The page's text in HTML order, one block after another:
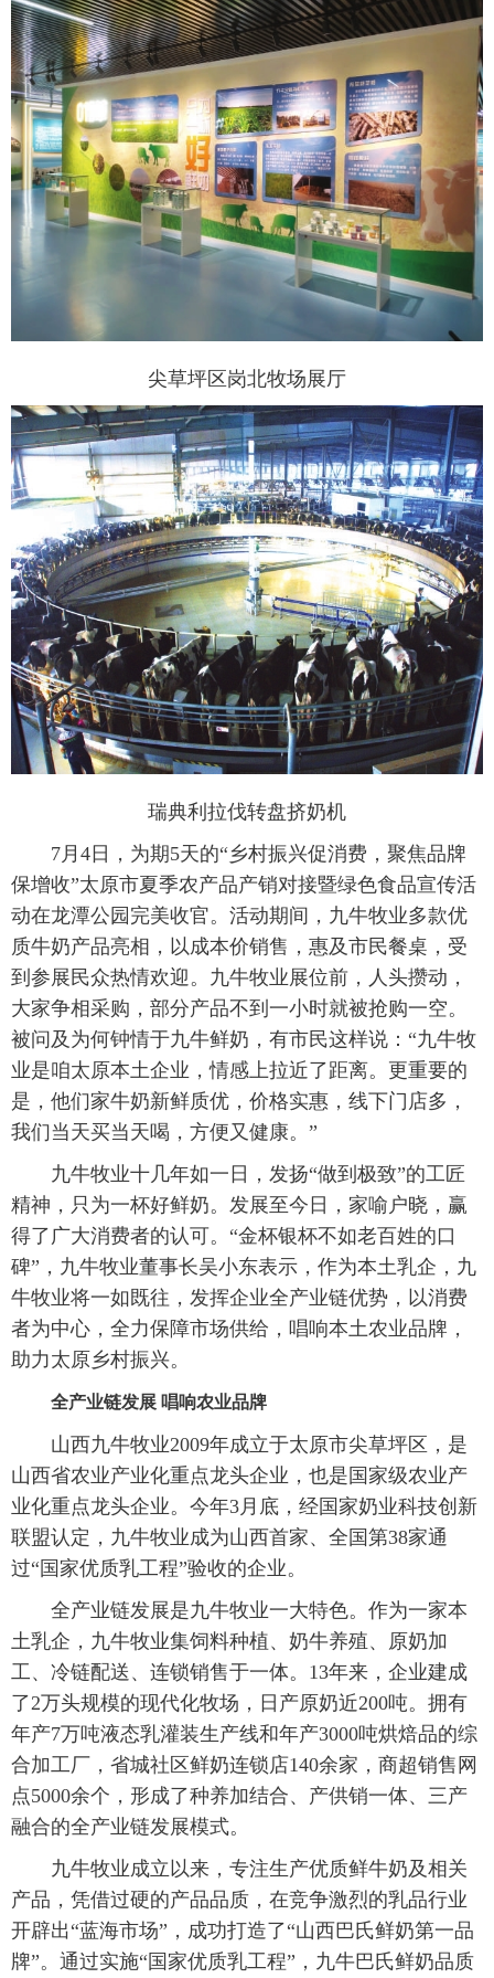
尖草坪区岗北牧场展厅
瑞典利拉伐转盘挤奶机
7月4日，为期5天的“乡村振兴促消费，聚焦品牌
保增收”太原市夏季农产品产销对接暨绿色食品宣传活
动在龙潭公园完美收官。活动期间，九牛牧业多款优
质牛奶产品亮相，以成本价销售，惠及市民餐桌，受
到参展民众热情欢迎。九牛牧业展位前，人头攒动，
大家争相采购，部分产品不到一小时就被抢购一空。
被问及为何钟情于九牛鲜奶，有市民这样说：“九牛牧
业是咱太原本土企业，情感上拉近了距离。更重要的
是，他们家牛奶新鲜质优，价格实惠，线下门店多，
我们当天买当天喝，方便又健康。”
九牛牧业十几年如一日，发扬“做到极致”的工匠
精神，只为一杯好鲜奶。发展至今日，家喻户晓，赢
得了广大消费者的认可。“金杯银杯不如老百姓的口
碑”，九牛牧业董事长吴小东表示，作为本土乳企，九
牛牧业将一如既往，发挥企业全产业链优势，以消费
者为中心，全力保障市场供给，唱响本土农业品牌，
助力太原乡村振兴。
全产业链发展 唱响农业品牌
山西九牛牧业2009年成立于太原市尖草坪区，是
山西省农业产业化重点龙头企业，也是国家级农业产
业化重点龙头企业。今年3月底，经国家奶业科技创新
联盟认定，九牛牧业成为山西首家、全国第38家通
过“国家优质乳工程”验收的企业。
全产业链发展是九牛牧业一大特色。作为一家本
土乳企，九牛牧业集饲料种植、奶牛养殖、原奶加
工、冷链配送、连锁销售于一体。13年来，企业建成
了2万头规模的现代化牧场，日产原奶近200吨。拥有
年产7万吨液态乳灌装生产线和年产3000吨烘焙品的综
合加工厂，省城社区鲜奶连锁店140余家，商超销售网
点5000余个，形成了种养加结合、产供销一体、三产
融合的全产业链发展模式。
九牛牧业成立以来，专注生产优质鲜牛奶及相关
产品，凭借过硬的产品品质，在竞争激烈的乳品行业
开辟出“蓝海市场”，成功打造了“山西巴氏鲜奶第一品
牌”。通过实施“国家优质乳工程”，九牛巴氏鲜奶品质